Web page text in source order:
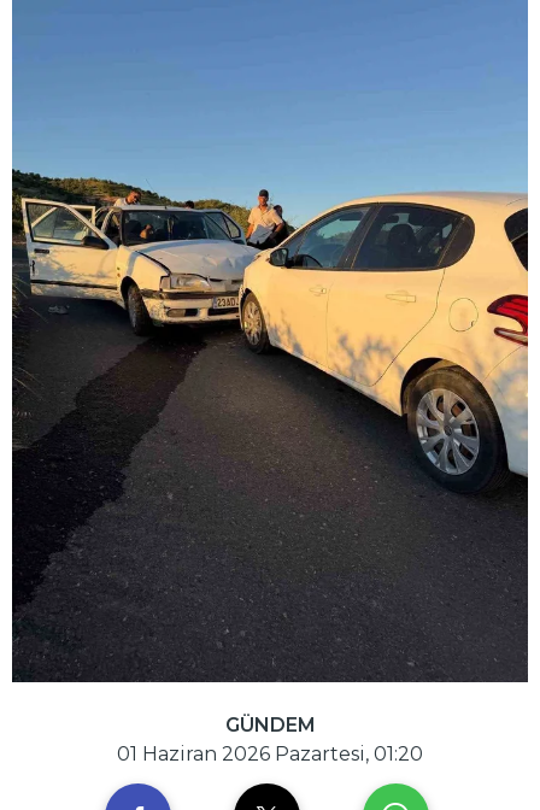
GÜNDEM
01 Haziran 2026 Pazartesi, 01:20